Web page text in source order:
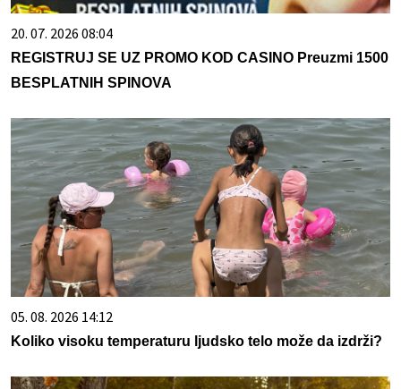
20. 07. 2026 08:04
REGISTRUJ SE UZ PROMO KOD CASINO Preuzmi 1500
BESPLATNIH SPINOVA
05. 08. 2026 14:12
Koliko visoku temperaturu ljudsko telo može da izdrži?